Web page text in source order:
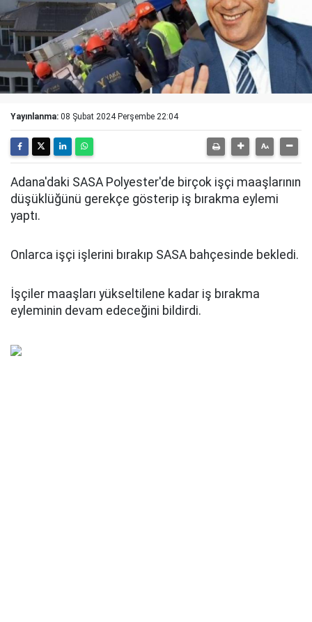
Yayınlanma: 08 Şubat 2024 Perşembe 22:04
Adana'daki SASA Polyester'de birçok işçi maaşlarının
düşüklüğünü gerekçe gösterip iş bırakma eylemi
yaptı.
Onlarca işçi işlerini bırakıp SASA bahçesinde bekledi.
İşçiler maaşları yükseltilene kadar iş bırakma
eyleminin devam edeceğini bildirdi.